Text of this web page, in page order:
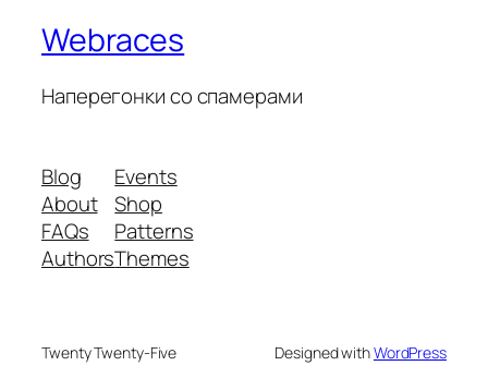
Webraces
Наперегонки со спамерами
Blog
About
FAQs
Authors
Events
Shop
Patterns
Themes
Twenty Twenty-Five Designed withWordPress